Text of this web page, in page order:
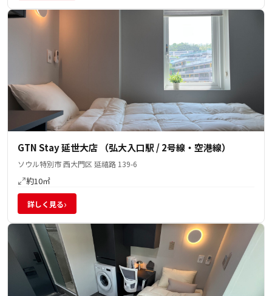
GTN Stay 延世大店 （弘大入口駅 / 2号線・空港線）
ソウル特別市 西大門区 延禧路 139-6
約10㎡
詳しく見る›